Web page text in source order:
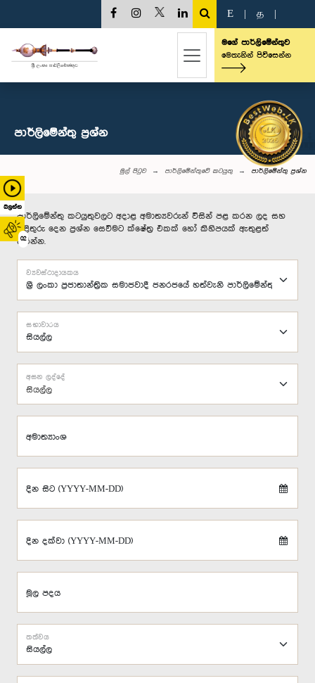
බලන්න
02
E த
මගේ පාර්ලිමේන්තුව
මෙතැනින් පිවිසෙන්න
පාර්ලි‌මේන්තු‌ ප්‍රශ්න
මුල් පිටුව පාර්ලිමේන්තුවේ කටයුතු පාර්ලි‌මේන්තු‌ ප්‍රශ්න
පාර්ලිමේන්තු කටයුතුවලට අදාළ අමාත්‍යවරුන් විසින් පළ කරන ලද සහ
පිළිතුරු දෙන ප්‍රශ්න සෙවීමට ක්ෂේත්‍ර එකක් හෝ කිහිපයක් ඇතුළත්
කරන්න.
ව්‍යවස්ථාදායකය
සභාවාරය
සියල්ල
අසන ලද්දේ
අමාත්‍යාංශ
දින සිට (YYYY-MM-DD)
දින දක්වා (YYYY-MM-DD)
මූල පදය
තත්වය